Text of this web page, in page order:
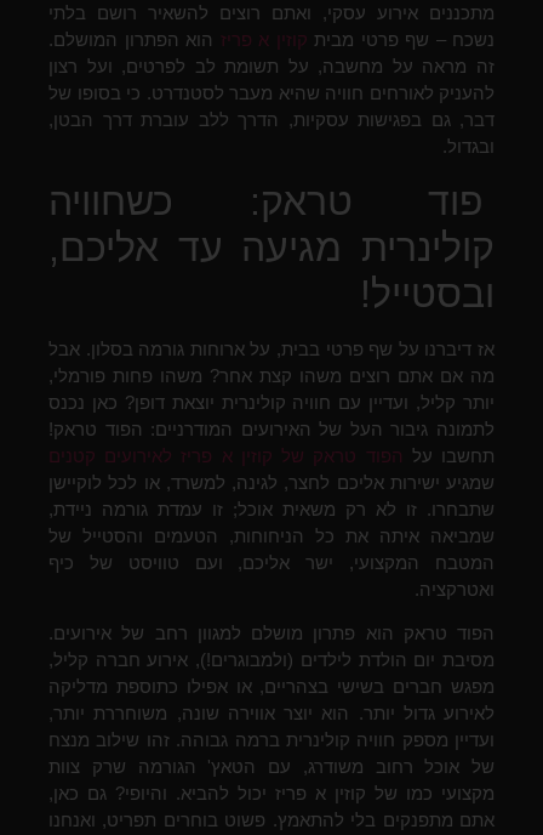
מתכננים אירוע עסקי, ואתם רוצים להשאיר רושם בלתי
נשכח – שף פרטי מבית קוזין א פריז הוא הפתרון המושלם.
זה מראה על מחשבה, על תשומת לב לפרטים, ועל רצון
להעניק לאורחים חוויה שהיא מעבר לסטנדרט. כי בסופו של
דבר, גם בפגישות עסקיות, הדרך ללב עוברת דרך הבטן,
ובגדול.
פוד טראק: כשחוויה
קולינרית מגיעה עד אליכם,
ובסטייל!
אז דיברנו על שף פרטי בבית, על ארוחות גורמה בסלון. אבל
מה אם אתם רוצים משהו קצת אחר? משהו פחות פורמלי,
יותר קליל, ועדיין עם חוויה קולינרית יוצאת דופן? כאן נכנס
לתמונה גיבור העל של האירועים המודרניים: הפוד טראק!
תחשבו על הפוד טראק של קוזין א פריז לאירועים קטנים
שמגיע ישירות אליכם לחצר, לגינה, למשרד, או לכל לוקיישן
שתבחרו. זו לא רק משאית אוכל; זו עמדת גורמה ניידת,
שמביאה איתה את כל הניחוחות, הטעמים והסטייל של
המטבח המקצועי, ישר אליכם, ועם טוויסט של כיף
ואטרקציה.
הפוד טראק הוא פתרון מושלם למגוון רחב של אירועים.
מסיבת יום הולדת לילדים (ולמבוגרים!), אירוע חברה קליל,
מפגש חברים בשישי בצהריים, או אפילו כתוספת מדליקה
לאירוע גדול יותר. הוא יוצר אווירה שונה, משוחררת יותר,
ועדיין מספק חוויה קולינרית ברמה גבוהה. זהו שילוב מנצח
של אוכל רחוב משודרג, עם הטאץ' הגורמה שרק צוות
מקצועי כמו של קוזין א פריז יכול להביא. והיופי? גם כאן,
אתם מתפנקים בלי להתאמץ. פשוט בוחרים תפריט, ואנחנו